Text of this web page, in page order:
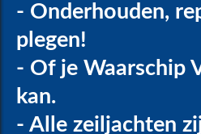
- Onderhouden,
plegen!
- Of je Waarschip
kan.
- Alle zeiljachten